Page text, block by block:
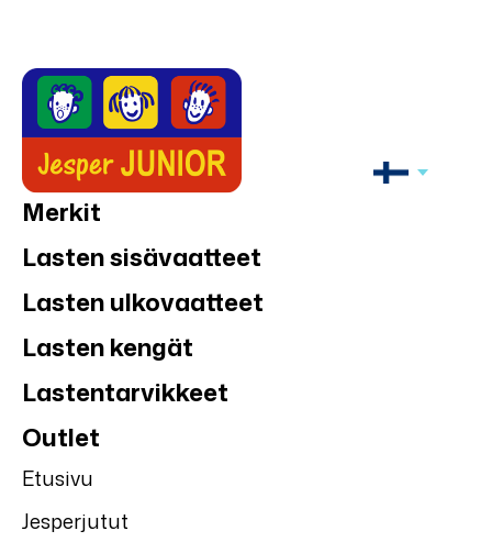
Merkit
Lasten sisävaatteet
Lasten ulkovaatteet
Lasten kengät
Lastentarvikkeet
Outlet
Etusivu
Jesperjutut